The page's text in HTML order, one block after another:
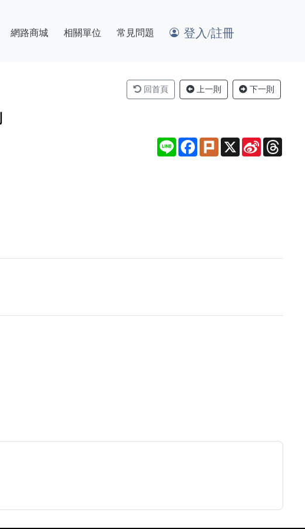
網路商城 相關單位 常見問題 登入/註冊
回首頁 上一則 下一則
Line Facebook
Plurk X
Sina
Weibo